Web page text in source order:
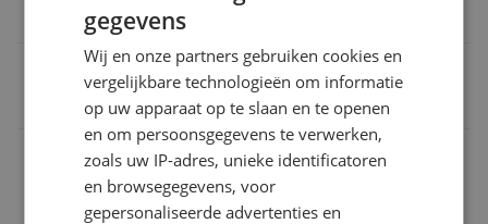
8806097122043
Aansluitingen
Algemeen
gegevens
Wij en onze partners gebruiken cookies en
vergelijkbare technologieën om informatie
op uw apparaat op te slaan en te openen
en om persoonsgegevens te verwerken,
zoals uw IP-adres, unieke identificatoren
en browsegegevens, voor
gepersonaliseerde advertenties en